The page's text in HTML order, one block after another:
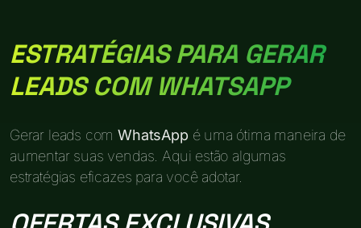
ESTRATÉGIAS PARA GERAR
LEADS COM WHATSAPP
Gerar leads comWhatsApp é uma ótima maneira de
aumentar suas vendas. Aqui estão algumas
estratégias eficazes para você adotar.